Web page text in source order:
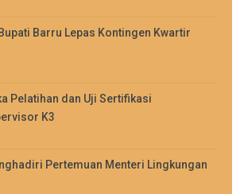
Barru Lepas Kontingen Kwartir
Pelatihan dan Uji Sertifikasi
K3
Pertemuan Menteri Lingkungan